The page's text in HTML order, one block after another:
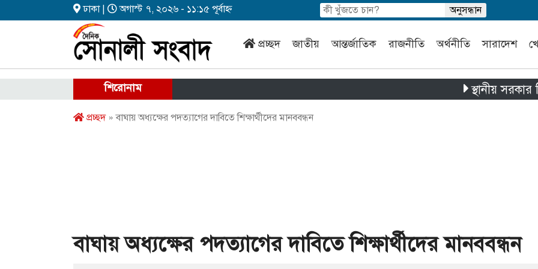
ঢাকা | অগাস্ট ৭, ২০২৬ - ১১:১৫ পূর্বাহ্ন
প্রচ্ছদ জাতীয় আন্তর্জাতিক রাজনীতি অর্থনীতি সারাদেশ
শিরোনাম স্থানীয় সরকার
প্রচ্ছদ» বাঘায় অধ্যক্ষের পদত্যাগের দাবিতে শিক্ষার্থীদের মানববন্ধন
বাঘায় অধ্যক্ষের পদত্যাগের দাবিতে শিক্ষার্থীদের মানববন্ধন